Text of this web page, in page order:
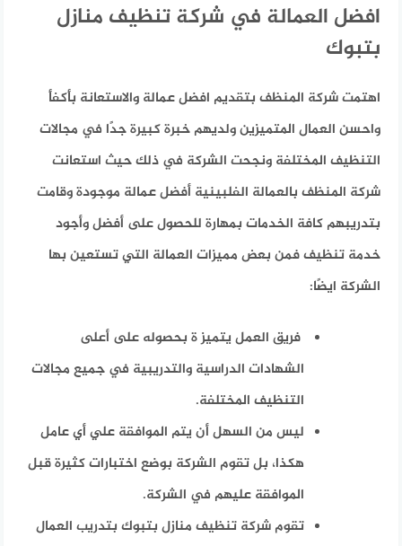
افضل العمالة في شركة تنظيف منازل
بتبوك
اهتمت شركة المنظف بتقديم افضل عمالة والاستعانة بأكفأ
واحسن العمال المتميزين ولديهم خبرة كبيرة جدًا في مجالات
التنظيف المختلفة ونجحت الشركة في ذلك حيث استعانت
شركة المنظف بالعمالة الفلبينية أفضل عمالة موجودة وقامت
بتدريبهم كافة الخدمات بمهارة للحصول على أفضل وأجود
خدمة تنظيف فمن بعض مميزات العمالة التي تستعين بها
الشركة ايضًا:
فريق العمل يتميز ة بحصوله على أعلى
الشهادات الدراسية والتدريبية في جميع مجالات
التنظيف المختلفة.
ليس من السهل أن يتم الموافقة علي أي عامل
هكذا، بل تقوم الشركة بوضع اختبارات كثيرة قبل
الموافقة عليهم في الشركة.
تقوم شركة تنظيف منازل بتبوك بتدريب العمال